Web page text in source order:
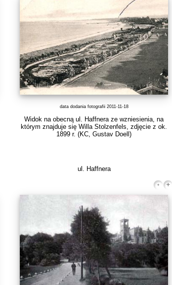
data dodania fotografii 2011-11-18
Widok na obecną ul. Haffnera ze wzniesienia, na
którym znajduje się Willa Stolzenfels, zdjęcie z ok.
1899 r. (KC, Gustav Doell)
ul. Haffnera